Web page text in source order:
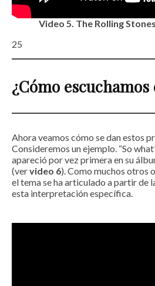
Video 5. The Rolling
25
¿Cómo escuchamos
Ahora veamos cómo se dan estos
Consideremos un ejemplo. “So
apareció por vez primera en su
(vervideo 6). Como muchos otros
el tema se ha articulado a partir de
esta interpretación específica.